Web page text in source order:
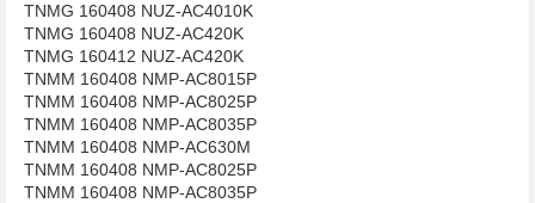
TNMG 160408 NUZ-AC4010K
TNMG 160408 NUZ-AC420K
TNMG 160412 NUZ-AC420K
TNMM 160408 NMP-AC8015P
TNMM 160408 NMP-AC8025P
TNMM 160408 NMP-AC8035P
TNMM 160408 NMP-AC630M
TNMM 160408 NMP-AC8025P
TNMM 160408 NMP-AC8035P